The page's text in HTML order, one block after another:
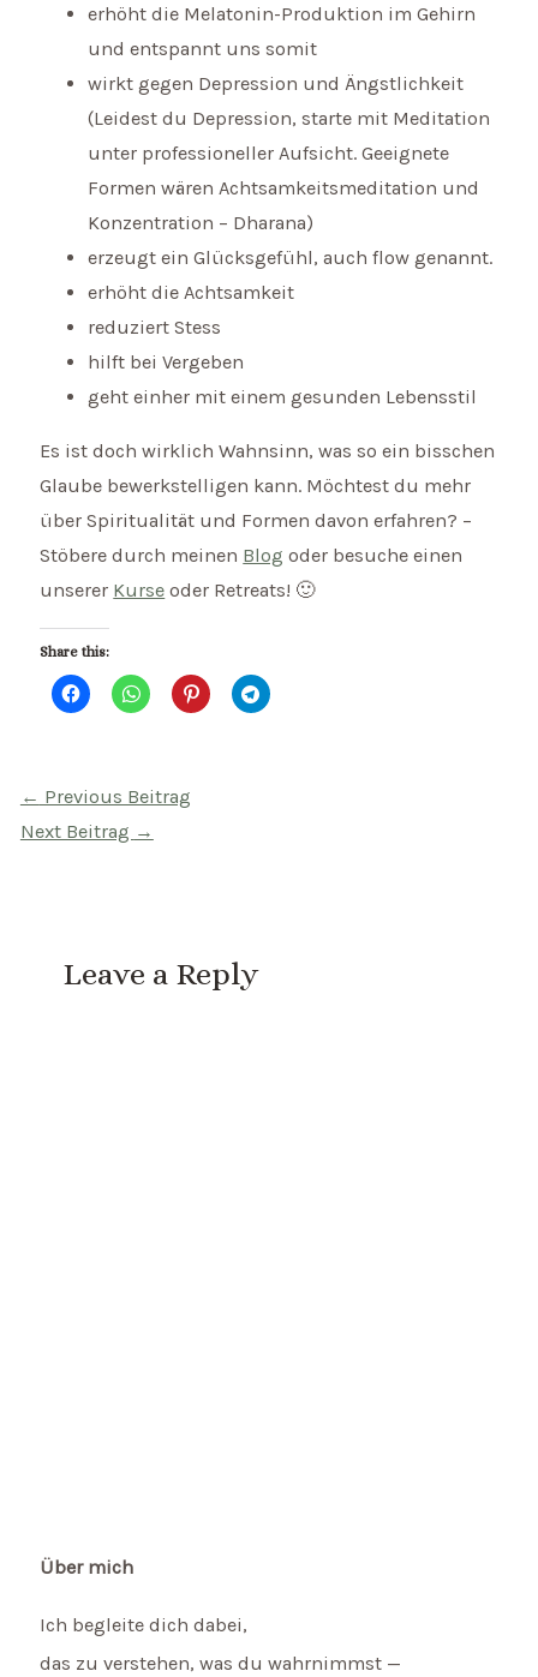
erhöht die Melatonin-Produktion im Gehirn
und entspannt uns somit
wirkt gegen Depression und Ängstlichkeit
(Leidest du Depression, starte mit Meditation
unter professioneller Aufsicht. Geeignete
Formen wären Achtsamkeitsmeditation und
Konzentration – Dharana)
erzeugt ein Glücksgefühl, auch flow genannt.
erhöht die Achtsamkeit
reduziert Stess
hilft bei Vergeben
geht einher mit einem gesunden Lebensstil
Es ist doch wirklich Wahnsinn, was so ein bisschen
Glaube bewerkstelligen kann. Möchtest du mehr
über Spiritualität und Formen davon erfahren? –
Stöbere durch meinen Blog oder besuche einen
unserer Kurse oder Retreats! 🙂
Share this:
Beitragsnavigation
← Previous Beitrag
Next Beitrag →
Leave a Reply
Über mich
Ich begleite dich dabei,
das zu verstehen, was du wahrnimmst —